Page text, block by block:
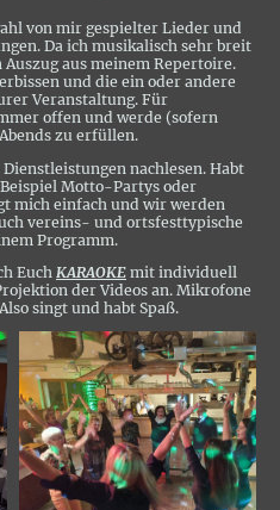
von mir gespielter Lieder und
Da ich musikalisch sehr breit
aus meinem Repertoire.
und die ein oder andere
Veranstaltung. Für
offen und werde (sofern
zu erfüllen.
nachlesen. Habt
Motto-Partys oder
mich einfach und wir werden
vereins- und ortsfesttypische
Programm.
Euch KARAOKE mit individuell
der Videos an. Mikrofone
singt und habt Spaß.